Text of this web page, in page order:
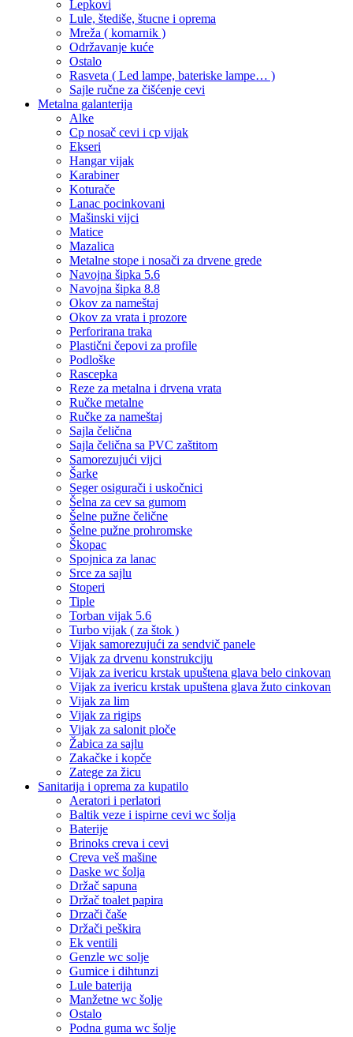
Lepkovi
Lule, štediše, štucne i oprema
Mreža ( komarnik )
Održavanje kuće
Ostalo
Rasveta ( Led lampe, bateriske lampe… )
Sajle ručne za čišćenje cevi
Metalna galanterija
Alke
Cp nosač cevi i cp vijak
Ekseri
Hangar vijak
Karabiner
Koturače
Lanac pocinkovani
Mašinski vijci
Matice
Mazalica
Metalne stope i nosači za drvene grede
Navojna šipka 5.6
Navojna šipka 8.8
Okov za nameštaj
Okov za vrata i prozore
Perforirana traka
Plastični čepovi za profile
Podloške
Rascepka
Reze za metalna i drvena vrata
Ručke metalne
Ručke za nameštaj
Sajla čelična
Sajla čelična sa PVC zaštitom
Samorezujući vijci
Šarke
Seger osigurači i uskočnici
Šelna za cev sa gumom
Šelne pužne čelične
Šelne pužne prohromske
Škopac
Spojnica za lanac
Srce za sajlu
Stoperi
Tiple
Torban vijak 5.6
Turbo vijak ( za štok )
Vijak samorezujući za sendvič panele
Vijak za drvenu konstrukciju
Vijak za ivericu krstak upuštena glava belo cinkovan
Vijak za ivericu krstak upuštena glava žuto cinkovan
Vijak za lim
Vijak za rigips
Vijak za salonit ploče
Žabica za sajlu
Zakačke i kopče
Zatege za žicu
Sanitarija i oprema za kupatilo
Aeratori i perlatori
Baltik veze i ispirne cevi wc šolja
Baterije
Brinoks creva i cevi
Creva veš mašine
Daske wc šolja
Držač sapuna
Držač toalet papira
Drzači čaše
Držači peškira
Ek ventili
Genzle wc solje
Gumice i dihtunzi
Lule baterija
Manžetne wc šolje
Ostalo
Podna guma wc šolje